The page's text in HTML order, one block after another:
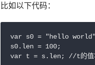
比如以下代码：
var s0 = "hello
s0.len = 100;
var t = s.len; //t的值